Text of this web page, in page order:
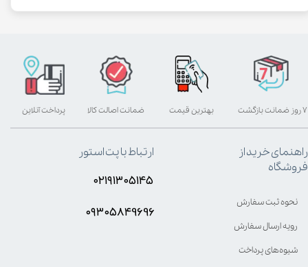
بهترین قیمت پرداخت آنلاین ۷ روز ضمانت بازگشت ضمانت اصالت کالا
راهنمای خرید از
فروشگاه
نحوه ثبت سفارش
رویه ارسال سفارش
شیوه‌های پرداخت
ارتباط با پت استور
۰۲۱۹۱۳۰۵۱۴۵
۰۹۳۰۵8۴9696